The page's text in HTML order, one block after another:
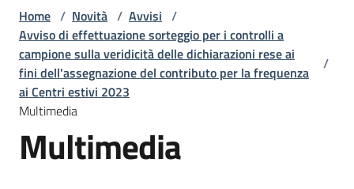
Amministrazione
Novità
Menu selezionato
Servizi
Home / Novità / Avvisi /
Avviso di effettuazione sorteggio per i controlli a
campione sulla veridicità delle dichiarazioni rese ai
fini dell'assegnazione del contributo per la frequenza
ai Centri estivi 2023
/
Multimedia
Multimedia